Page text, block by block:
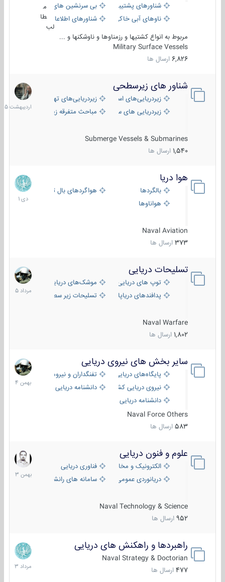
شناورهای پشتیبانی
بی سرنشین های دریایی
ناوهای آبی خاکی و نیروبرشناورهای اطلاعاتی و جاسوسی
طا
لب
مربوط به انواع کشتیها و رزمناوها و ناوشکنها و ...
Military Surface Vessels
6,826 ارسال ها
شناور های زیرسطحی
زیردریایی‌های استراتژیکزیردریایی‌های تهاجمی
زیردریایی های سبک
مباحث متفرقه زیرسطحی
Submerge Vessels & Submarines
1,540 ارسال ها
31
1405
هوا دریا
بالگردها
هواگردهای بال ثابت
هواناوها
Naval Aviation
373 ارسال ها
12
دی
1401
تسلیحات دریایی
توپ های دریایی
موشک‌های دریایی
پدافندهای دریاپایه
تسلیحات زیر سطحی
Naval Warfare
1,802 ارسال ها
2
مرداد
1405
سایر بخش های نیروی دریایی
پایگاه‌های دریایی
تفنگداران و نیروهای ویژه‌ی دریایی
نیروی دریایی کشورهای مختلفدانشنامه دریایی
دانشنامه دریایی کپی
Naval Force Others
583 ارسال ها
22
بهمن
1404
علوم و فنون دریایی
الکترونیک و مخابرات دریاییفناوری دریایی
دریانوردی عمومی
سامانه های رانشی دریایی
Naval Technology & Science
952 ارسال ها
6
بهمن
1403
راهبردها و راهکنش های دریایی
Naval Strategy & Doctorian
477 ارسال ها
2
مرداد
1403